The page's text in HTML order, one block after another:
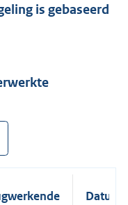
is gebaseerd
Datum